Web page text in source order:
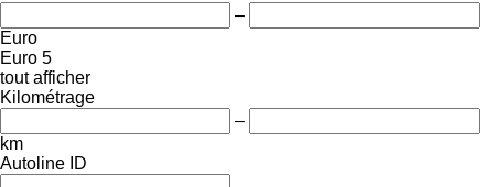
–
Euro
Euro 5
tout afficher
Kilométrage
–
km
Autoline ID